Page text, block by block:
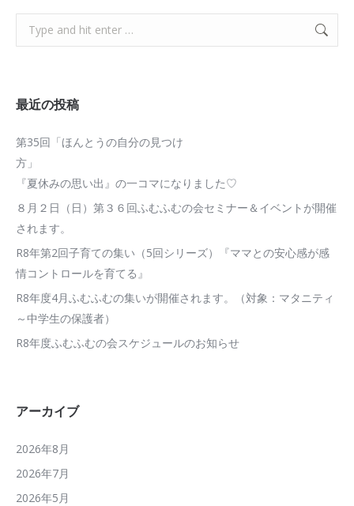
Search:
最近の投稿
第35回「ほんとうの自分の見つけ
方
『夏休みの思い出』の一コマになりました♡
８月２日（日）第３６回ふむふむの会セミナー＆イベントが開催
されます。
R8年第2回子育ての集い（5回シリーズ）『ママとの安心感が感
情コントロールを育てる』
R8年度4月ふむふむの集いが開催されます。（対象：マタニティ
～中学生の保護者）
R8年度ふむふむの会スケジュールのお知らせ
アーカイブ
2026年8月
2026年7月
2026年5月